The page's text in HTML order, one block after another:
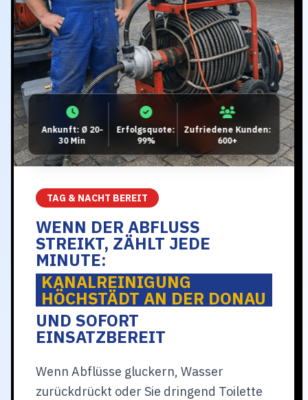
Ankunft: Ø 20-
30 Min
Erfolgsquote:
99%
Zufriedene Kunden:
600+
TAG & NACHT BEREIT
WENN DER ABFLUSS
STREIKT, ZÄHLT JEDE
MINUTE:
KANALREINIGUNG
HÖCHSTÄDT AN DER DONAU
UND SOFORT
EINSATZBEREIT
Wenn Abflüsse gluckern, Wasser
zurückdrückt oder Sie dringend Toilette